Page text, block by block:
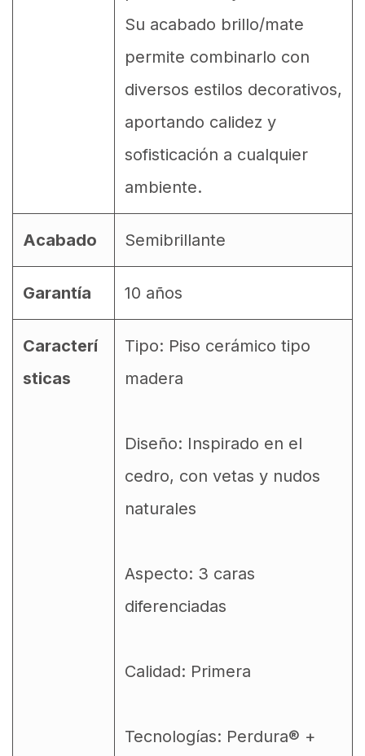
Su acabado brillo/mate
permite combinarlo con
diversos estilos decorativos,
aportando calidez y
sofisticación a cualquier
ambiente.
Acabado Semibrillante
Garantía 10 años
Caracterí
sticas
Tipo: Piso cerámico tipo
madera
Diseño: Inspirado en el
cedro, con vetas y nudos
naturales
Aspecto: 3 caras
diferenciadas
Calidad: Primera
Tecnologías: Perdura® +